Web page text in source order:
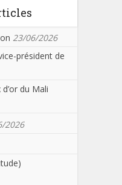
23/06/2026
président de
du Mali
2026